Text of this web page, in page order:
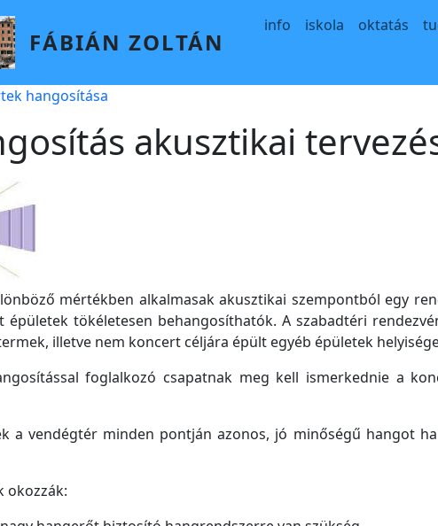
FÁBIÁN ZOLTÁN
Main navigation
info iskola oktatás
hangosítása
akusztikai
mértékben alkalmasak akusztikai szempontból egy
épületek tökéletesen behangosíthatók. A szabadtéri
illetve nem koncert céljára épült egyéb épületek
foglalkozó csapatnak meg kell ismerkednie a
a vendégtér minden pontján azonos, jó minőségű hangot
okozzák: